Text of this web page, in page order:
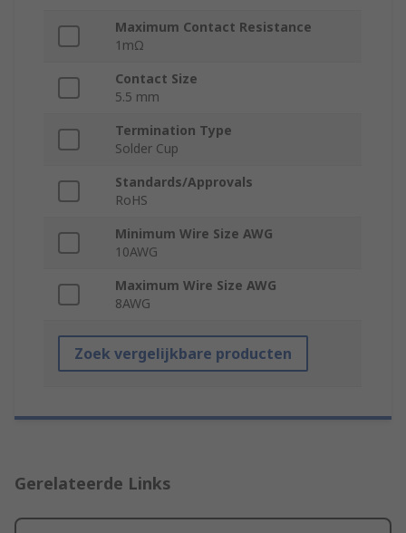
Maximum Contact Resistance
1mΩ
Contact Size
5.5 mm
Termination Type
Solder Cup
Standards/Approvals
RoHS
Minimum Wire Size AWG
10AWG
Maximum Wire Size AWG
8AWG
Zoek vergelijkbare producten
Gerelateerde Links